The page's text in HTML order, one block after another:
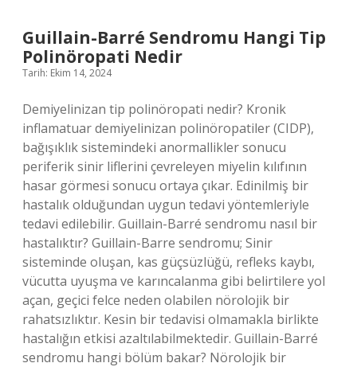
Guillain-Barré Sendromu Hangi Tip
Polinöropati Nedir
Tarih: Ekim 14, 2024
Demiyelinizan tip polinöropati nedir? Kronik
inflamatuar demiyelinizan polinöropatiler (CIDP),
bağışıklık sistemindeki anormallikler sonucu
periferik sinir liflerini çevreleyen miyelin kılıfının
hasar görmesi sonucu ortaya çıkar. Edinilmiş bir
hastalık olduğundan uygun tedavi yöntemleriyle
tedavi edilebilir. Guillain-Barré sendromu nasıl bir
hastalıktır? Guillain-Barre sendromu; Sinir
sisteminde oluşan, kas güçsüzlüğü, refleks kaybı,
vücutta uyuşma ve karıncalanma gibi belirtilere yol
açan, geçici felce neden olabilen nörolojik bir
rahatsızlıktır. Kesin bir tedavisi olmamakla birlikte
hastalığın etkisi azaltılabilmektedir. Guillain-Barré
sendromu hangi bölüm bakar? Nörolojik bir